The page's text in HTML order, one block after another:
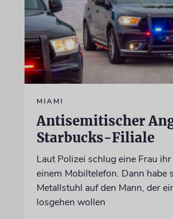
MIAMI
Antisemitischer
Starbucks-Filiale
Laut Polizei schlug eine Frau
einem Mobiltelefon. Dann habe
Metallstuhl auf den Mann, der
losgehen wollen